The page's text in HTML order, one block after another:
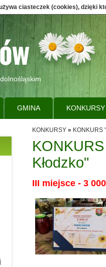
ciasteczek (cookies), dzięki
GMINA KONKURSY
Kłodzko"
KONKURSY» KONKURS
III miejsce - 3 000